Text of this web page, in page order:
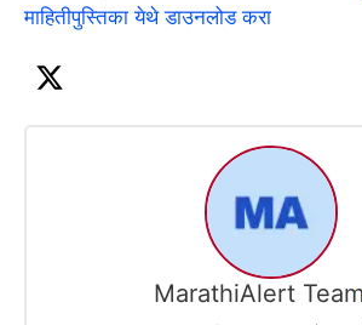
माहितीपुस्तिका येथे डाउनलोड करा
MarathiAlert Team